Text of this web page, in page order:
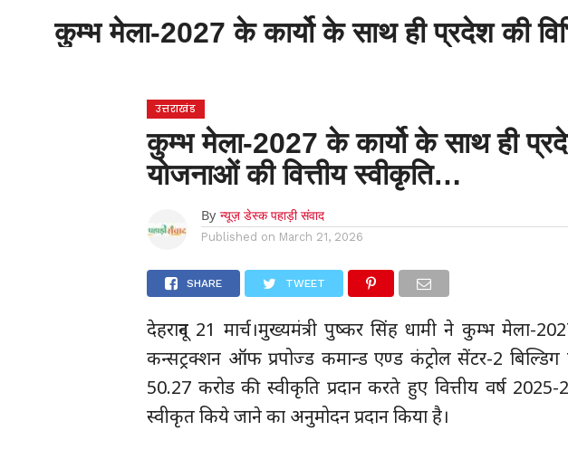
होम देश दुनिया उत्तराखंड
उत्तरकाशी
उधम सिंह नगर
चमोली
कुम्भ मेला-2027 के कार्यो के साथ ही प्रदेश की
उत्तराखंड
कुम्भ मेला-2027 के कार्यो के साथ ही
योजनाओं की वित्तीय स्वीकृति…
By न्यूज़ डेस्क पहाड़ी संवाद
Published on March 21, 2026
SHARE TWEET
देहरादून 21 मार्च।मुख्यमंत्री पुष्कर सिंह धामी ने कुम्भ मेला-
कन्सट्रक्शन ऑफ प्रपोज्ड कमान्ड एण्ड कंट्रोल सेंटर-2 बिल्डिग
50.27 करोड की स्वीकृति प्रदान करते हुए वित्तीय वर्ष
स्वीकृत किये जाने का अनुमोदन प्रदान किया है।